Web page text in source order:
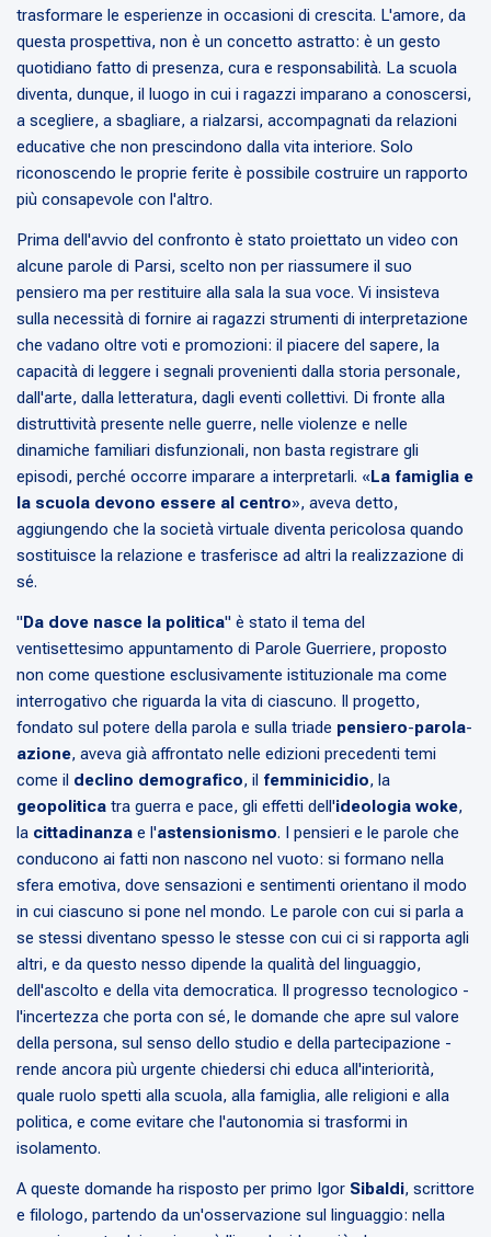
trasformare le esperienze in occasioni di crescita. L'amore, da
questa prospettiva, non è un concetto astratto: è un gesto
quotidiano fatto di presenza, cura e responsabilità. La scuola
diventa, dunque, il luogo in cui i ragazzi imparano a conoscersi,
a scegliere, a sbagliare, a rialzarsi, accompagnati da relazioni
educative che non prescindono dalla vita interiore. Solo
riconoscendo le proprie ferite è possibile costruire un rapporto
più consapevole con l'altro.
Prima dell'avvio del confronto è stato proiettato un video con
alcune parole di Parsi, scelto non per riassumere il suo
pensiero ma per restituire alla sala la sua voce. Vi insisteva
sulla necessità di fornire ai ragazzi strumenti di interpretazione
che vadano oltre voti e promozioni: il piacere del sapere, la
capacità di leggere i segnali provenienti dalla storia personale,
dall'arte, dalla letteratura, dagli eventi collettivi. Di fronte alla
distruttività presente nelle guerre, nelle violenze e nelle
dinamiche familiari disfunzionali, non basta registrare gli
episodi, perché occorre imparare a interpretarli. «La famiglia e
la scuola devono essere al centro», aveva detto,
aggiungendo che la società virtuale diventa pericolosa quando
sostituisce la relazione e trasferisce ad altri la realizzazione di
sé.
"Da dove nasce la politica" è stato il tema del
ventisettesimo appuntamento di Parole Guerriere, proposto
non come questione esclusivamente istituzionale ma come
interrogativo che riguarda la vita di ciascuno. Il progetto,
fondato sul potere della parola e sulla triade pensiero-parola-
azione, aveva già affrontato nelle edizioni precedenti temi
come il declino demografico, il femminicidio, la
geopolitica tra guerra e pace, gli effetti dell'ideologia woke,
la cittadinanza e l'astensionismo. I pensieri e le parole che
conducono ai fatti non nascono nel vuoto: si formano nella
sfera emotiva, dove sensazioni e sentimenti orientano il modo
in cui ciascuno si pone nel mondo. Le parole con cui si parla a
se stessi diventano spesso le stesse con cui ci si rapporta agli
altri, e da questo nesso dipende la qualità del linguaggio,
dell'ascolto e della vita democratica. Il progresso tecnologico -
l'incertezza che porta con sé, le domande che apre sul valore
della persona, sul senso dello studio e della partecipazione -
rende ancora più urgente chiedersi chi educa all'interiorità,
quale ruolo spetti alla scuola, alla famiglia, alle religioni e alla
politica, e come evitare che l'autonomia si trasformi in
isolamento.
A queste domande ha risposto per primo Igor Sibaldi, scrittore
e filologo, partendo da un'osservazione sul linguaggio: nella